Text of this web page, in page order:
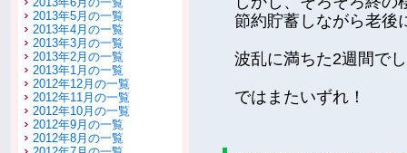
2013年5月の一覧
2013年4月の一覧
2013年3月の一覧
2013年2月の一覧
2013年1月の一覧
2012年12月の一覧
2012年11月の一覧
2012年10月の一覧
2012年9月の一覧
2012年8月の一覧
節約貯蓄しながら老後
波乱に満ちた2週間で
ではまたいずれ！